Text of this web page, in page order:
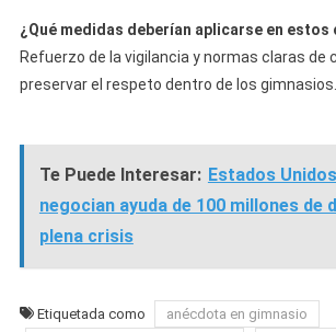
¿Qué medidas deberían aplicarse en estos
Refuerzo de la vigilancia y normas claras de
preservar el respeto dentro de los gimnasios.
Te Puede Interesar: Estados
negocian ayuda de 100 millones de
plena crisis
Etiquetada como
anécdota en gimnasio